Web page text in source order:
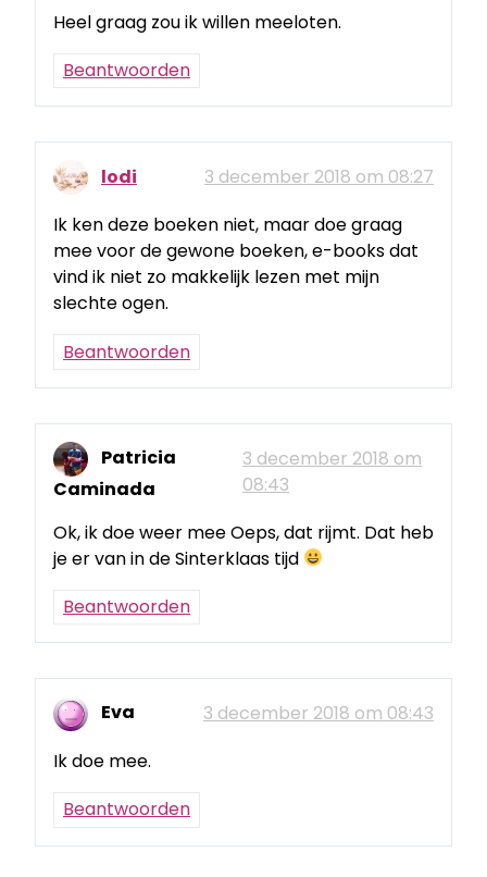
Heel graag zou ik willen meeloten.
Beantwoorden
lodi
3 december 2018 om 08:27
Ik ken deze boeken niet, maar doe graag
mee voor de gewone boeken, e-books dat
vind ik niet zo makkelijk lezen met mijn
slechte ogen.
Beantwoorden
Patricia
Caminada
3 december 2018 om
08:43
Ok, ik doe weer mee Oeps, dat rijmt. Dat heb
je er van in de Sinterklaas tijd
Beantwoorden
Eva
3 december 2018 om 08:43
Ik doe mee.
Beantwoorden